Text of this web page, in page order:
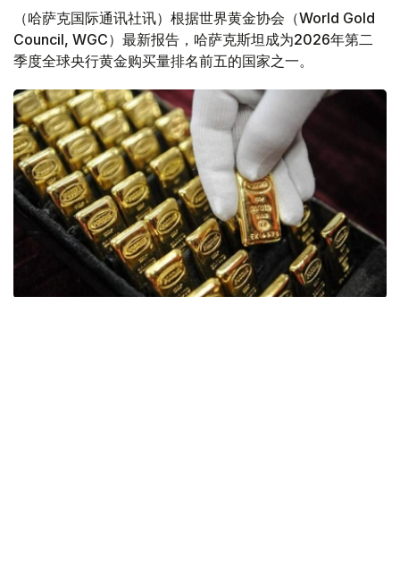
（哈萨克国际通讯社讯）根据世界黄金协会（World Gold
Council, WGC）最新报告，哈萨克斯坦成为2026年第二
季度全球央行黄金购买量排名前五的国家之一。